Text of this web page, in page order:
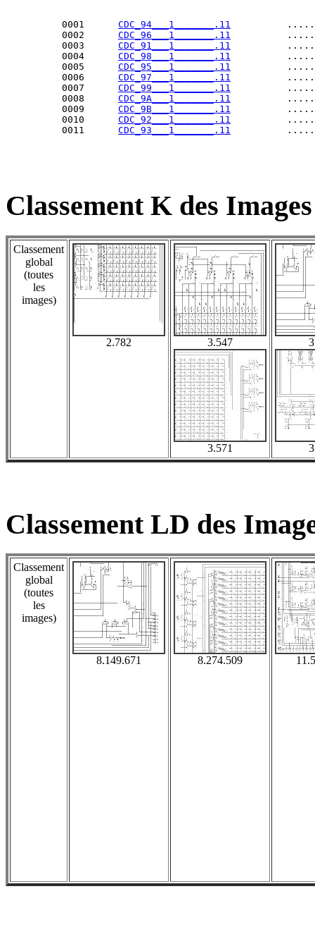
          0001
CDC_94___1_______.11
          0002
CDC_96___1_______.11
          0003
CDC_91___1_______.11
          0004
CDC_98___1_______.11
          0005
CDC_95___1_______.11
          0006
CDC_97___1_______.11
          0007
CDC_99___1_______.11
          0008
CDC_9A___1_______.11
          0009
CDC_9B___1_______.11
          0010
CDC_92___1_______.11
          0011
CDC_93___1_______.11
Classement K des
Classement
global
(toutes
les
images)
2.782 3.547
3.571
Classement LD des
Classement
global
(toutes
les
images)
8.149.671 8.274.509